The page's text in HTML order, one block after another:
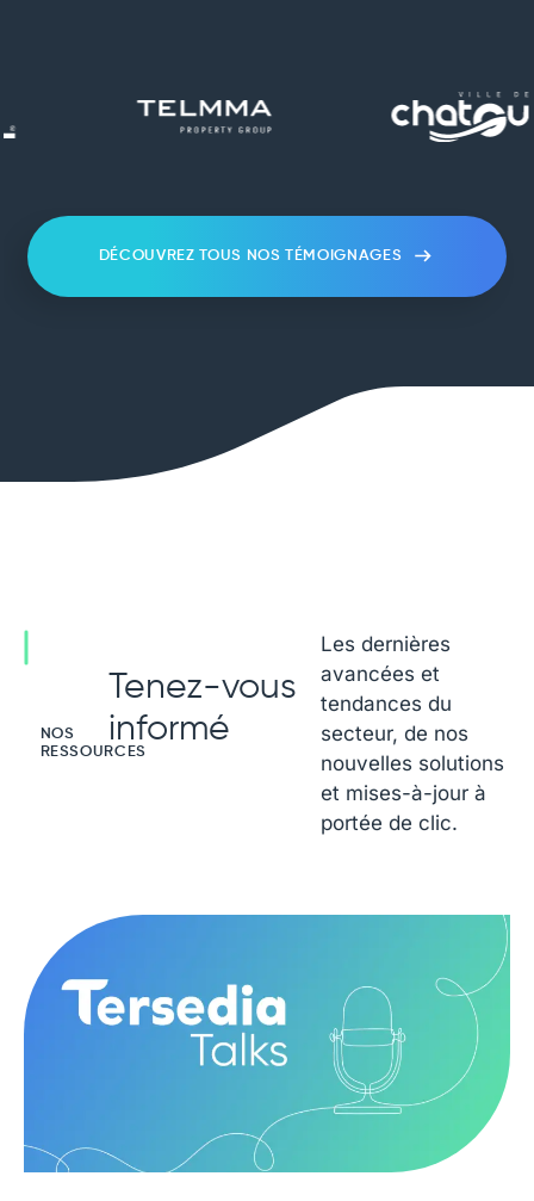
DÉCOUVREZ TOUS NOS TÉMOIGNAGES
NOS
RESSOURCES
Tenez-vous
informé
Les dernières
avancées et
tendances du
secteur, de nos
nouvelles solutions
et mises-à-jour à
portée de clic.